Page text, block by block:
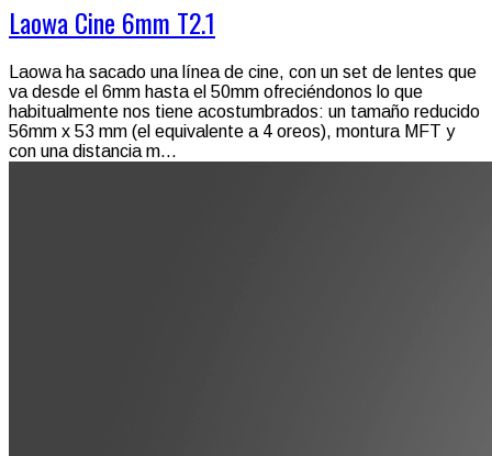
Laowa Cine 6mm T2.1
Laowa ha sacado una línea de cine, con un set de lentes que
va desde el 6mm hasta el 50mm ofreciéndonos lo que
habitualmente nos tiene acostumbrados: un tamaño reducido
56mm x 53 mm (el equivalente a 4 oreos), montura MFT y
con una distancia m...